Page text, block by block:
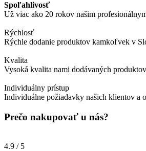
Spoľahlivosť
Už viac ako 20 rokov našim
Rýchlosť
Rýchle dodanie produktov kamkoľvek v
Kvalita
Vysoká kvalita nami dodávaných
Individuálny prístup
Individuálne požiadavky našich klientov a
Prečo nakupovať u nás?
4.9 / 5